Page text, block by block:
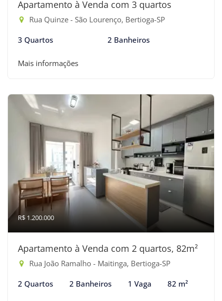
Apartamento à Venda com 3 quartos
Rua Quinze - São Lourenço, Bertioga-SP
3 Quartos 2 Banheiros
Mais informações
R$ 1.200.000
Apartamento à Venda com 2 quartos, 82m²
Rua João Ramalho - Maitinga, Bertioga-SP
2 Quartos 2 Banheiros 1 Vaga 82 m²